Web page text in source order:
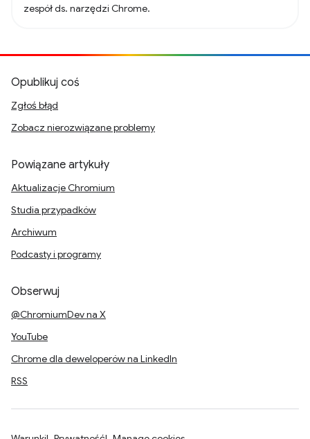
zespół ds. narzędzi Chrome.
Opublikuj coś
Zgłoś błąd
Zobacz nierozwiązane problemy
Powiązane artykuły
Aktualizacje Chromium
Studia przypadków
Archiwum
Podcasty i programy
Obserwuj
@ChromiumDev na X
YouTube
Chrome dla deweloperów na LinkedIn
RSS